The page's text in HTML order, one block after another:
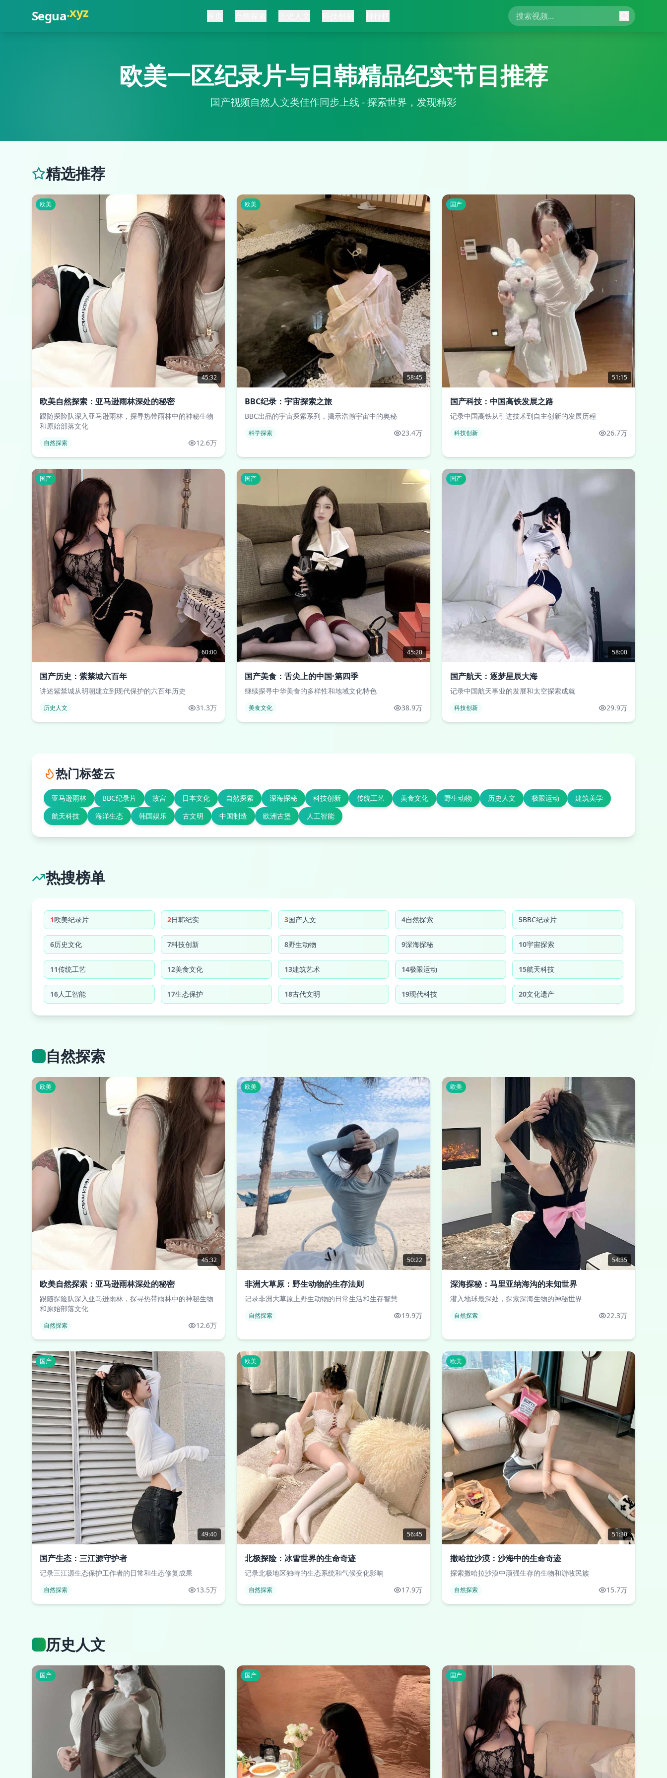
Segua.com
欧美一区纪录片与日韩精品纪实节目推荐
国产视频自然人文类佳作同步上线 - 探索世界，发现精彩
精选推荐
45:32
欧美
欧美自然探索：亚马逊雨林深处的秘密
跟随探险队深入亚马逊雨林，探寻热带雨林中的神秘生物
和原始部落文化
自然探索 12.6万
58:45
欧美
BBC纪录：宇宙探索之旅
BBC出品的宇宙探索系列，揭示浩瀚宇宙中的奥秘
科学探索 23.4万
51:15
国产
国产科技：中国高铁发展之路
记录中国高铁从引进技术到自主创新的发展历程
科技创新 26.7万
60:00
国产
国产历史：紫禁城六百年
讲述紫禁城从明朝建立到现代保护的六百年历史
历史人文 31.3万
45:20
国产
国产美食：舌尖上的中国·第四季
继续探寻中华美食的多样性和地域文化特色
美食文化 38.9万
58:00
国产
国产航天：逐梦星辰大海
记录中国航天事业的发展和太空探索成就
科技创新 29.9万
热门标签云
亚马逊雨林 BBC纪录片 故宫 日本文化 自然探索 深海探秘 科技创新 传统工艺 美食文化 野生动物 历史人文 极限运动
建筑美学
航天科技
海洋生态 韩国娱乐 古文明 中国制造 欧洲古堡 人工智能
热搜榜单
1欧美纪录片 2日韩纪实 3国产人文 4自然探索 5BBC纪录片
6历史文化 7科技创新 8野生动物 9深海探秘 10宇宙探索
11传统工艺 12美食文化 13建筑艺术 14极限运动 15航天科技
16人工智能 17生态保护 18古代文明 19现代科技 20文化遗产
自然探索
45:32
欧美
欧美自然探索：亚马逊雨林深处的秘密
跟随探险队深入亚马逊雨林，探寻热带雨林中的神秘生物
和原始部落文化
自然探索 12.6万
50:22
欧美
非洲大草原：野生动物的生存法则
记录非洲大草原上野生动物的日常生活和生存智慧
自然探索 19.9万
54:35
欧美
深海探秘：马里亚纳海沟的未知世界
潜入地球最深处，探索深海生物的神秘世界
自然探索 22.3万
49:40
国产
国产生态：三江源守护者
记录三江源生态保护工作者的日常和生态修复成果
自然探索 13.5万
56:45
欧美
北极探险：冰雪世界的生命奇迹
记录北极地区独特的生态系统和气候变化影响
自然探索 17.9万
51:30
欧美
撒哈拉沙漠：沙海中的生命奇迹
探索撒哈拉沙漠中顽强生存的生物和游牧民族
自然探索 15.7万
历史人文
国产 国产 国产